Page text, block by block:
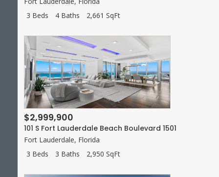
3 Beds
4 Baths 2,661 SqFt
$2,999,900
101 S Fort Lauderdale Beach Boulevard 1501
Fort Lauderdale, Florida
3 Beds
3 Baths 2,950 SqFt